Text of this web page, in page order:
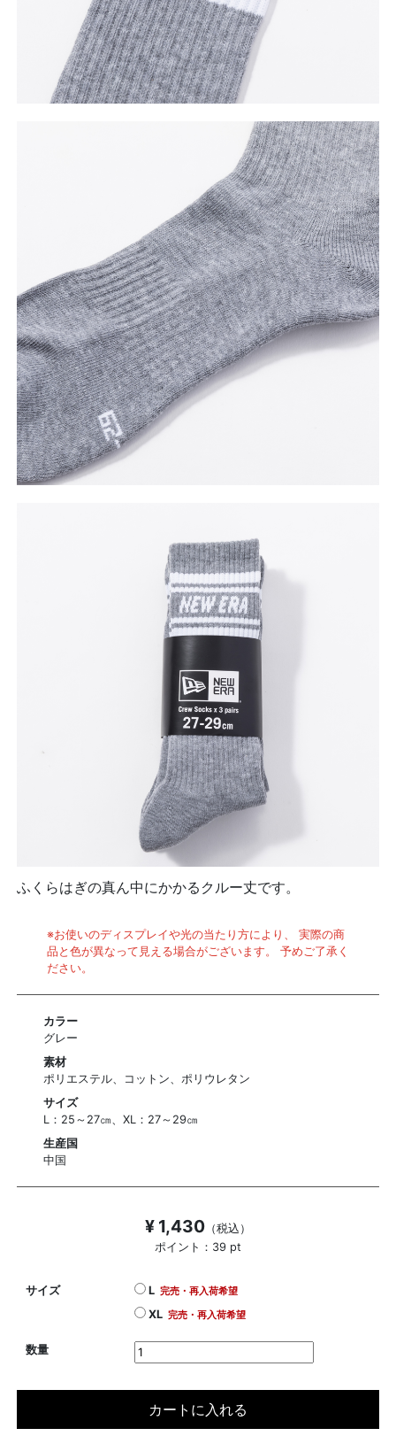
ふくらはぎの真ん中にかかるクルー丈です。
※お使いのディスプレイや光の当たり方により、 実際の商
品と色が異なって見える場合がございます。 予めご了承く
ださい。
カラー
グレー
素材
ポリエステル、コットン、ポリウレタン
サイズ
L：25～27㎝、XL：27～29㎝
生産国
中国
¥ 1,430 （税込）
ポイント：39 pt
サイズ L完売・再入荷希望
XL完売・再入荷希望
数量
カートに入れる